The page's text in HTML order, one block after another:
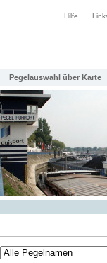
Hilfe
Pegelauswahl über Karte